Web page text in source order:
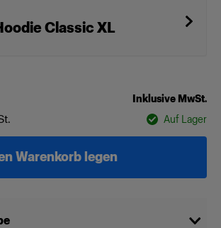
Classic XL
Inklusive MwSt.
Auf Lager
Warenkorb legen